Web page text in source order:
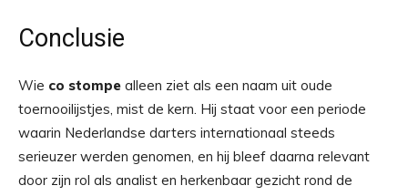
Conclusie
Wie co stompe alleen ziet als een naam uit oude
toernooilijstjes, mist de kern. Hij staat voor een periode
waarin Nederlandse darters internationaal steeds
serieuzer werden genomen, en hij bleef daarna relevant
door zijn rol als analist en herkenbaar gezicht rond de